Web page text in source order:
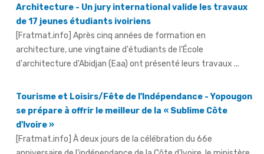
[Fratmat.info] Après cinq années de formation en
architecture, une vingtaine d'étudiants de l'École
d'architecture d'Abidjan (Eaa) ont présenté leurs travaux ...
Tourisme et Loisirs/Fête de l'Indépendance - Yopougon
d'Ivoire »
[Fratmat.info] À deux jours de la célébration du 66e
anniversaire de l'indépendance de la Côte d'Ivoire, le ministère
du Tourisme ...